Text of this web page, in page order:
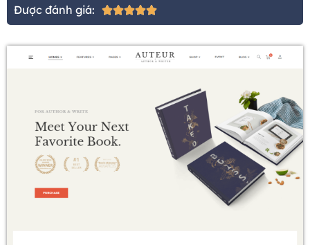
Được đánh giá: 